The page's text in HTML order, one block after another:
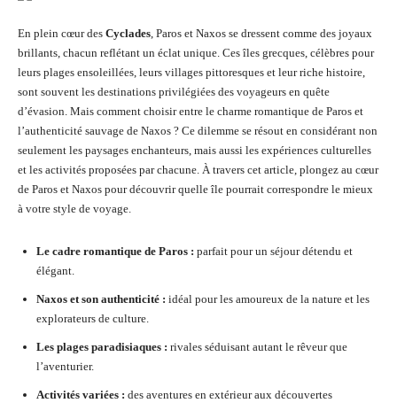
En plein cœur des Cyclades, Paros et Naxos se dressent comme des joyaux
brillants, chacun reflétant un éclat unique. Ces îles grecques, célèbres pour
leurs plages ensoleillées, leurs villages pittoresques et leur riche histoire,
sont souvent les destinations privilégiées des voyageurs en quête
d’évasion. Mais comment choisir entre le charme romantique de Paros et
l’authenticité sauvage de Naxos ? Ce dilemme se résout en considérant non
seulement les paysages enchanteurs, mais aussi les expériences culturelles
et les activités proposées par chacune. À travers cet article, plongez au cœur
de Paros et Naxos pour découvrir quelle île pourrait correspondre le mieux
à votre style de voyage.
Le cadre romantique de Paros : parfait pour un séjour détendu et
élégant.
Naxos et son authenticité : idéal pour les amoureux de la nature et les
explorateurs de culture.
Les plages paradisiaques : rivales séduisant autant le rêveur que
l’aventurier.
Activités variées : des aventures en extérieur aux découvertes